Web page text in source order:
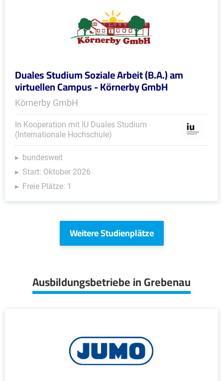
Duales Studium Soziale Arbeit (B.A.) am
virtuellen Campus - Körnerby GmbH
Körnerby GmbH
In Kooperation mit IU Duales Studium
(Internationale Hochschule)
bundesweit
Start: Oktober 2026
Freie Plätze: 1
Weitere Studienplätze
Ausbildungsbetriebe in Grebenau